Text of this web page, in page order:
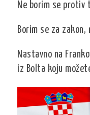
Ne borim se protiv
Borim se za
Nastavno na
iz Bolta koju